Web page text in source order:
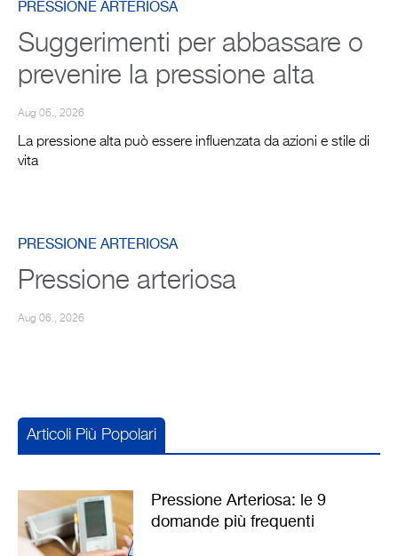
PRESSIONE ARTERIOSA
Suggerimenti per abbassare o
prevenire la pressione alta
Aug 06., 2026
La pressione alta può essere influenzata da azioni e stile di
vita
PRESSIONE ARTERIOSA
Pressione arteriosa
Aug 06., 2026
Articoli Più Popolari
Pressione Arteriosa: le 9
domande più frequenti